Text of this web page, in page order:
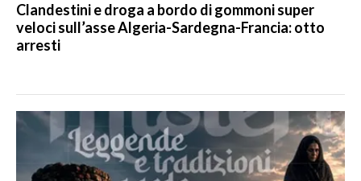
Clandestini e droga a bordo di gommoni super
veloci sull’asse Algeria-Sardegna-Francia: otto
arresti